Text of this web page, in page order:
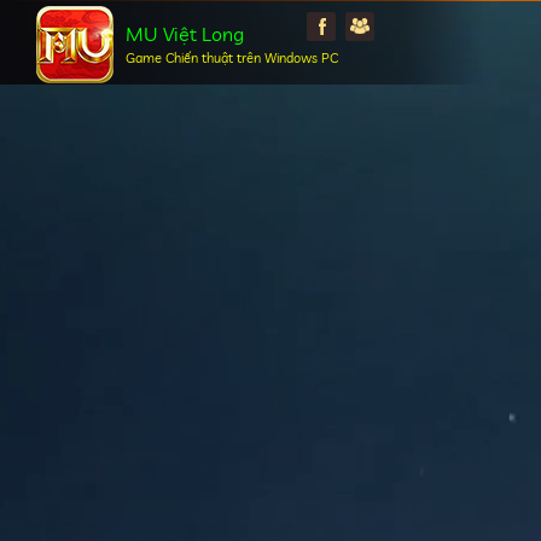
MU Việt Long
Game Chiến thuật trên Windows PC